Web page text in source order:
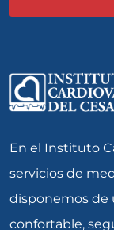
En el Instituto
servicios de
disponemos de
confortable,